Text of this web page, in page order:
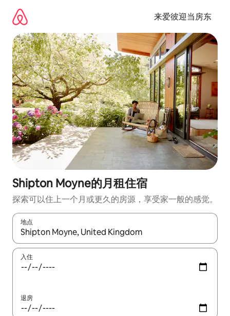
来爱彼迎当房东
Shipton Moyne的月租住宿
探索可以住上一个月或更久的房源，享受家一般的感觉。
地点
如有搜索结果，请使用上下方向键查看，或通过点击或滑动手势
入住
退房